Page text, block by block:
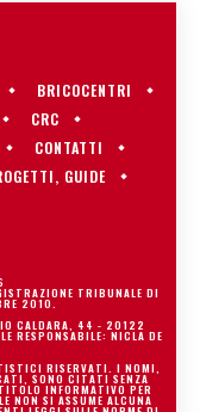
BRICOCENTRI
CRC
CONTATTI
GUIDE
TRIBUNALE DI
2010.
CALDARA, 44 - 20122
RESPONSABILE: NICLA DE
RISERVATI. I NOMI,
SONO CITATI SENZA
INFORMATIVO PER
NON SI ASSUME ALCUNA